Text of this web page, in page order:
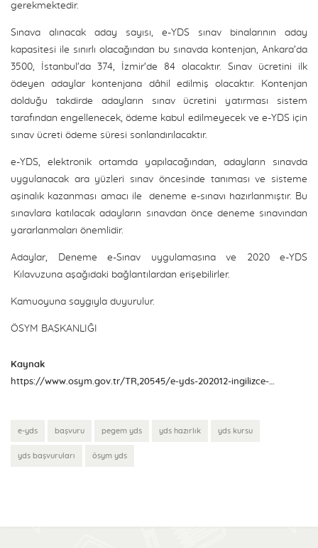
gerekmektedir.
Sınava alınacak aday sayısı, e-YDS sınav binalarının aday
kapasitesi ile sınırlı olacağından bu sınavda kontenjan, Ankara’da
3500, İstanbul’da 374, İzmir’de 84 olacaktır. Sınav ücretini ilk
ödeyen adaylar kontenjana dâhil edilmiş olacaktır. Kontenjan
dolduğu takdirde adayların sınav ücretini yatırması sistem
tarafından engellenecek, ödeme kabul edilmeyecek ve e-YDS için
sınav ücreti ödeme süresi sonlandırılacaktır.
e-YDS, elektronik ortamda yapılacağından, adayların sınavda
uygulanacak ara yüzleri sınav öncesinde tanıması ve sisteme
aşinalık kazanması amacı ile deneme e-sınavı hazırlanmıştır. Bu
sınavlara katılacak adayların sınavdan önce deneme sınavından
yararlanmaları önemlidir.
Adaylar, Deneme e-Sınav uygulamasına ve 2020 e-YDS
Kılavuzuna aşağıdaki bağlantılardan erişebilirler.
Kamuoyuna saygıyla duyurulur.
ÖSYM BAŞKANLIĞI
Kaynak
https://www.osym.gov.tr/TR,20545/e-yds-202012-ingilizce-basvurularinin-alinmasi-30092020.html
e-yds başvuru pegem yds yds hazırlık yds kursu
yds başvuruları ösym yds